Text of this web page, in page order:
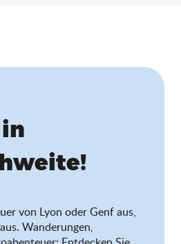
von Lyon oder Genf aus,
Wanderungen,